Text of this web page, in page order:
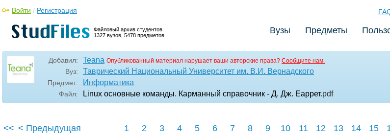
Файловый архив студентов.
1327 вузов, 5478 предметов.
Войти / Регистрация
Вузы Предметы
Добавил: Teana Опубликованный материал нарушает ваши авторские права? Сообщите нам.
Вуз: Таврический Национальный Университет им. В.И. Вернадского
Предмет: Информатика
Файл: Linux основные команды. Карманный справочник - Д. Дж. Еаррет.pdf
<< < Предыдущая 1 2 3 4 5 6 7 8 9 10 11 12 13 14 15